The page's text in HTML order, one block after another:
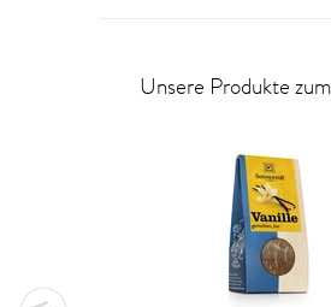
Unsere Produkte